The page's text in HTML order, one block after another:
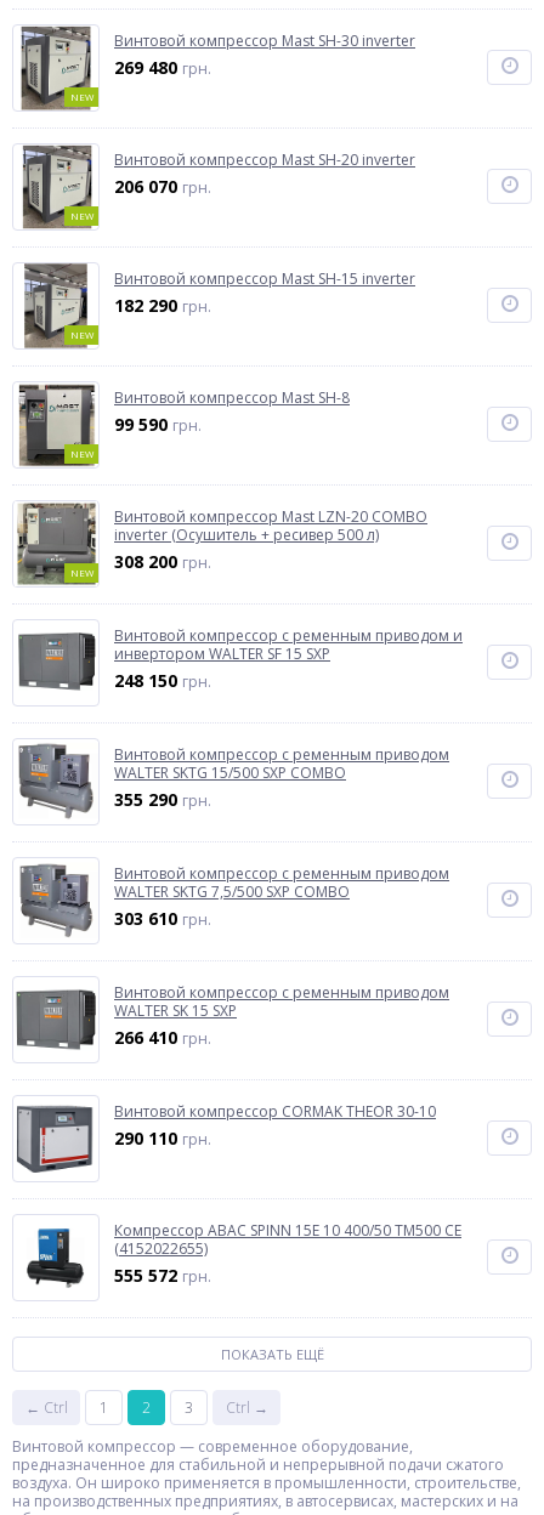
NEW
Винтовой компрессор Mast SH-30 inverter
269 480 грн.
NEW
Винтовой компрессор Mast SH-20 inverter
206 070 грн.
NEW
Винтовой компрессор Mast SH-15 inverter
182 290 грн.
NEW
Винтовой компрессор Mast SH-8
99 590 грн.
NEW
Винтовой компрессор Mast LZN-20 COMBO
inverter (Осушитель + ресивер 500 л)
308 200 грн.
Винтовой компрессор с ременным приводом и
инвертором WALTER SF 15 SXP
248 150 грн.
Винтовой компрессор с ременным приводом
WALTER SKTG 15/500 SXP COMBO
355 290 грн.
Винтовой компрессор с ременным приводом
WALTER SKTG 7,5/500 SXP COMBO
303 610 грн.
Винтовой компрессор с ременным приводом
WALTER SK 15 SXP
266 410 грн.
Винтовой компрессор CORMAK THEOR 30-10
290 110 грн.
Компрессор ABAC SPINN 15E 10 400/50 TM500 CE
(4152022655)
555 572 грн.
ПОКАЗАТЬ ЕЩЁ
← Ctrl 1 2 3
Ctrl →
Винтовой компрессор — современное оборудование,
предназначенное для стабильной и непрерывной подачи сжатого
воздуха. Он широко применяется в промышленности, строительстве,
на производственных предприятиях, в автосервисах, мастерских и на